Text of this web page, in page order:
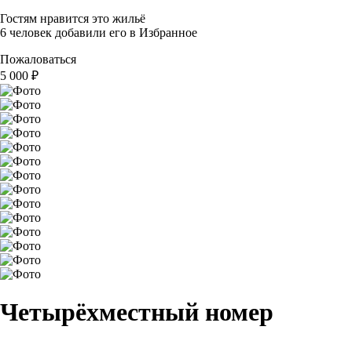
Гостям нравится это жильё
6 человек добавили его в Избранное
Пожаловаться
5 000 ₽
Четырёхместный номер